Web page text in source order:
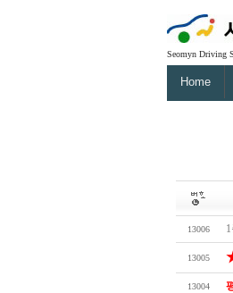
Seomyn Driving
Home
13006
13005
13004